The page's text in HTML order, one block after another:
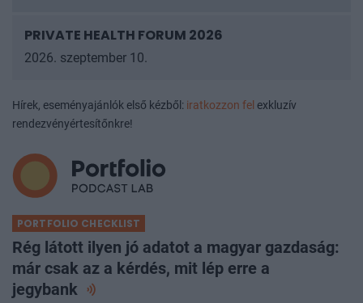
PRIVATE HEALTH FORUM 2026
2026. szeptember 10.
Hírek, eseményajánlók első kézből: iratkozzon fel exkluzív
rendezvényértesítőnkre!
PORTFOLIO CHECKLIST
Rég látott ilyen jó adatot a magyar gazdaság:
már csak az a kérdés, mit lép erre a
jegybank